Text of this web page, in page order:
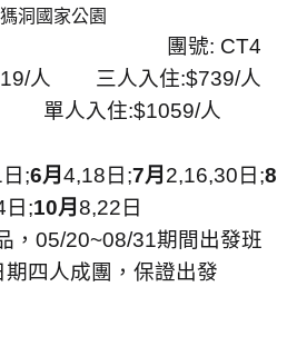
洞國家公園
團號: CT4
人 三人入住:$739/人
單人入住:$1059/人
日 ;6月 4,18 日 ;7月 2,16,30 日 ;8
日 ;10月 8,22 日
， 05/20~08/31期間出發班
四人成團，保證出發